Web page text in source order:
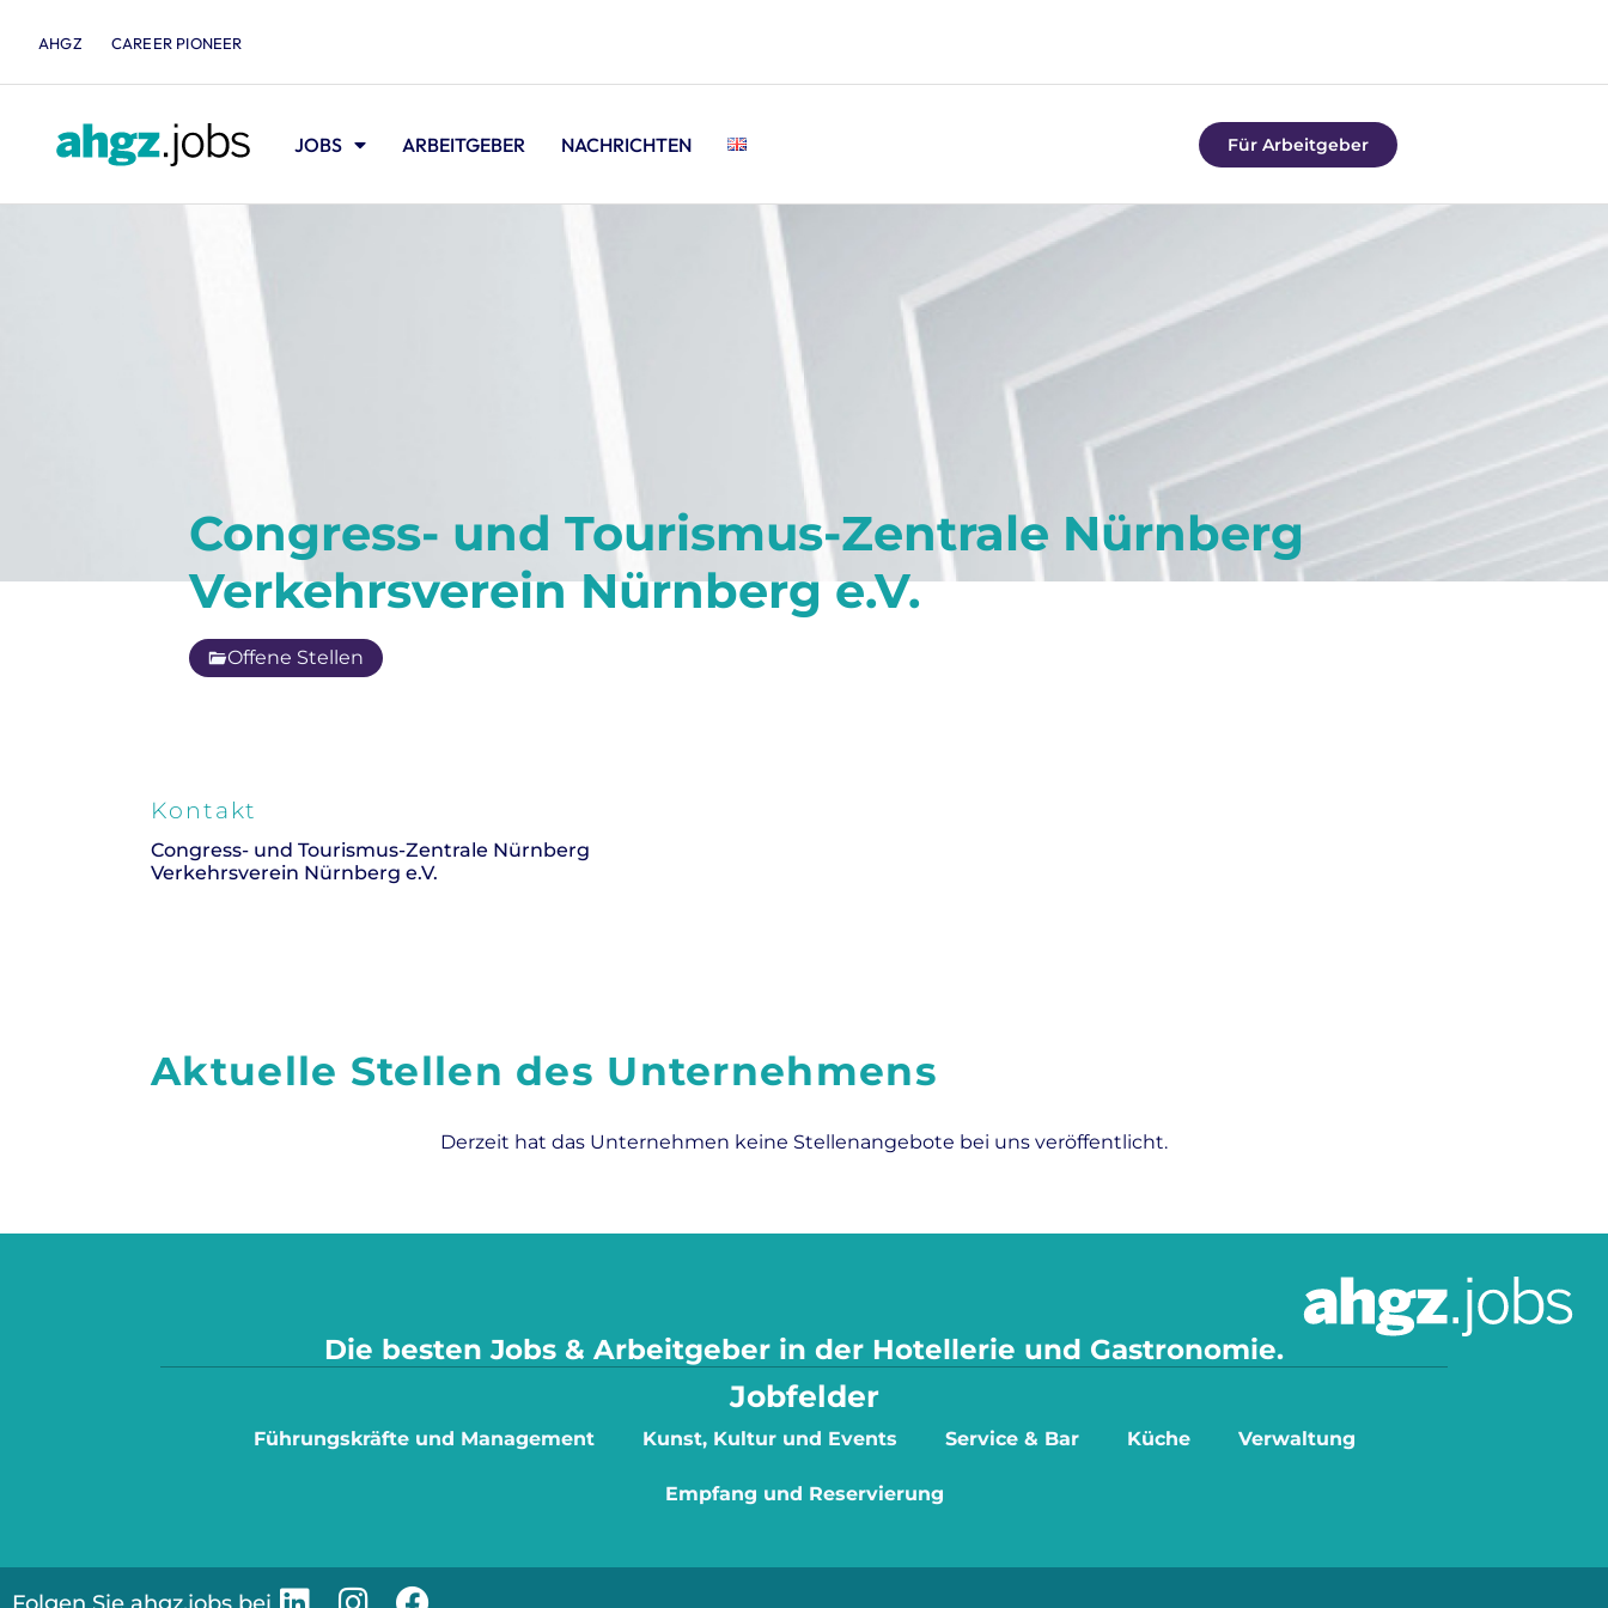
AHGZ CAREER PIONEER
JOBS ARBEITGEBER NACHRICHTEN Für Arbeitgeber
Congress- und Tourismus-Zentrale Nürnberg
Verkehrsverein Nürnberg e.V.
Offene Stellen
Kontakt
Congress- und Tourismus-Zentrale Nürnberg
Verkehrsverein Nürnberg e.V.
Aktuelle Stellen des Unternehmens
Derzeit hat das Unternehmen keine Stellenangebote bei uns veröffentlicht.
Die besten Jobs & Arbeitgeber in der Hotellerie und Gastronomie.
Jobfelder
Führungskräfte und Management Kunst, Kultur und Events Service & Bar Küche Verwaltung
Empfang und Reservierung